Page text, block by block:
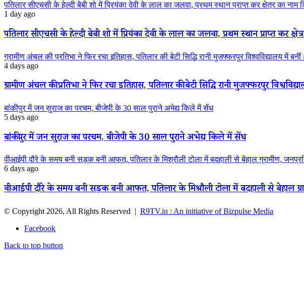
पतिलार सीएचसी के हेल्दी बेबी शो में प्रियंका देवी के लाल का जलवा, प्रथम स्थान प्राप्त कर क्षेत्र का नाम
1 day ago
पतिलार सीएचसी के हेल्दी बेबी शो में प्रियंका देवी के लाल का जलवा, प्रथम स्थान प्राप्त कर
ग्रामीण अंचल की प्रतिभा ने फिर रचा इतिहास, पतिलार की बेटी सिद्धि रानी मुजफ्फरपुर विश्वविद्यालय में
4 days ago
ग्रामीण अंचल की प्रतिभा ने फिर रचा इतिहास, पतिलार की बेटी सिद्धि रानी मुजफ्फरपुर
बांकीपुर में जन सुराज का परचम, बीजेपी के 30 साल पुराने अभेद्य किले में सेंध
5 days ago
बांकीपुर में जन सुराज का परचम, बीजेपी के 30 साल पुराने अभेद्य किले में सेंध
वीआईपी दौरे के समय बनी सड़क बनी आफत, पतिलार के मिश्रौली टोला में बदहाली से बेहाल ग्रामीण,
6 days ago
वीआईपी दौरे के समय बनी सड़क बनी आफत, पतिलार के मिश्रौली टोला में बदहाली से बेहाल
© Copyright 2026, All Rights Reserved | R9TV.in : An initiative of Bizpulse Media
Facebook
Back to top button